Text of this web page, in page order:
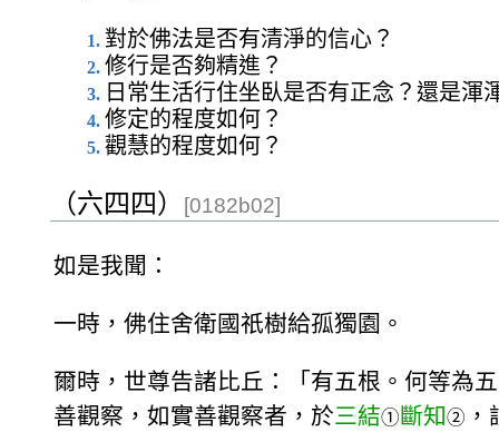
對於佛法是否有清淨的信心？
修行是否夠精進？
日常生活行住坐臥是否有正念？還是渾
修定的程度如何？
觀慧的程度如何？
（六四四） [0182b02]
如是我聞：
一時，佛住舍衛國祇樹給孤獨園。
爾時，世尊告諸比丘：「有五根。何等為
善觀察，如實善觀察者，於三結① 斷知② ，